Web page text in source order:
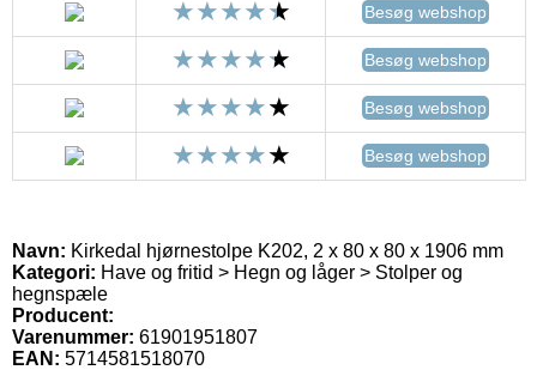
Besøg webshop
Besøg webshop
Besøg webshop
Besøg webshop
Navn: Kirkedal hjørnestolpe K202, 2 x 80 x 80 x 1906 mm
Kategori: Have og fritid > Hegn og låger > Stolper og
hegnspæle
Producent:
Varenummer: 61901951807
EAN: 5714581518070